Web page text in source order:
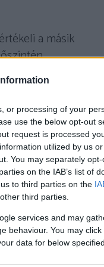
or processing of your
use the below opt-out
request is processed
utilized by us
You may separately
on the IAB’s list of
to third parties on the
third parties.
services and may
behaviour. You may
data for below
a másik
személyes
mindketten
nézőpontját.
hogy
teremt a